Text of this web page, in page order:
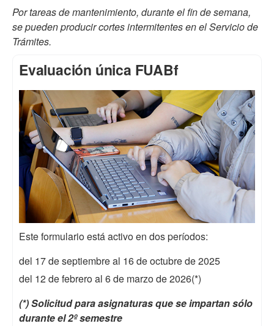
Por tareas de mantenimiento, durante el fin de semana,
se pueden producir cortes intermitentes en el Servicio de
Trámites.
Evaluación única FUABf
Este formulario está activo en dos períodos:
del 17 de septiembre al 16 de octubre de 2025
del 12 de febrero al 6 de marzo de 2026(*)
(*) Solicitud para asignaturas que se impartan sólo
durante el 2º semestre